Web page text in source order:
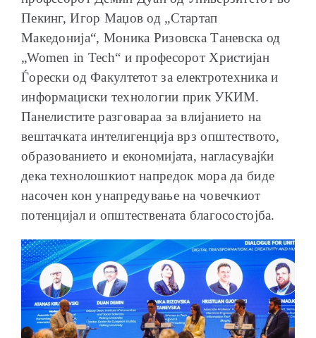
Пекинг, Игор Маџов од „Стартап
Македонија“, Моника Ризовска Таневска од
„Women in Tech“ и професорот Христијан
Ѓорески од Факултетот за електротехника и
информациски технологии прик УКИМ.
Панелистите разговараа за влијанието на
вештачката интелигенција врз општеството,
образованието и економијата, нагласувајќи
дека технолошкиот напредок мора да биде
насочен кон унапредување на човечкиот
потенцијал и општествената благосостојба.